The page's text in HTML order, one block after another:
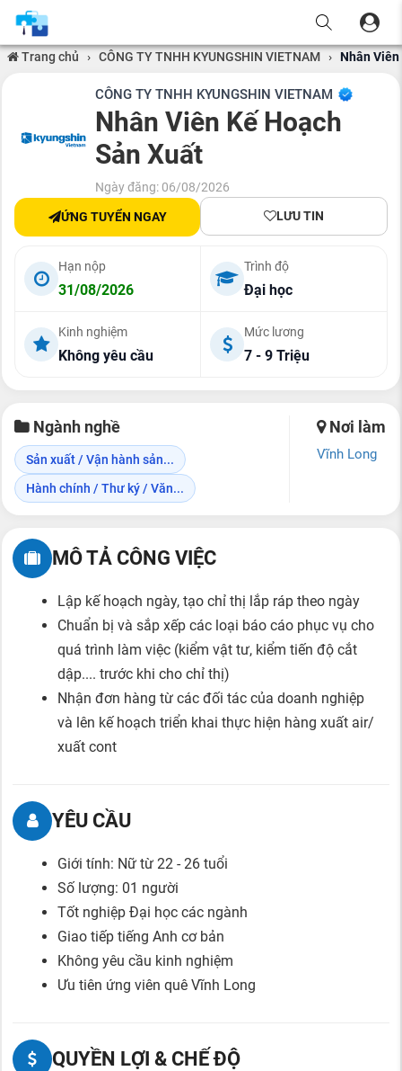
Trang chủ › CÔNG TY TNHH KYUNGSHIN VIETNAM › Nhân Viên
CÔNG TY TNHH KYUNGSHIN VIETNAM
Nhân Viên Kế Hoạch
Sản Xuất
Ngày đăng: 06/08/2026
ỨNG TUYỂN NGAY LƯU TIN
Hạn nộp
31/08/2026
Trình độ
Đại học
Kinh nghiệm
Không yêu cầu
Mức lương
7 - 9 Triệu
Ngành nghề
Sản xuất / Vận hành sản...
Hành chính / Thư ký / Văn...
Nơi làm
Vĩnh Long
MÔ TẢ CÔNG VIỆC
Lập kế hoạch ngày, tạo chỉ thị lắp ráp theo ngày
Chuẩn bị và sắp xếp các loại báo cáo phục vụ cho
quá trình làm việc (kiểm vật tư, kiểm tiến độ cắt
dập.... trước khi cho chỉ thị)
Nhận đơn hàng từ các đối tác của doanh nghiệp
và lên kế hoạch triển khai thực hiện hàng xuất air/
xuất cont
YÊU CẦU
Giới tính: Nữ từ 22 - 26 tuổi
Số lượng: 01 người
Tốt nghiệp Đại học các ngành
Giao tiếp tiếng Anh cơ bản
Không yêu cầu kinh nghiệm
Ưu tiên ứng viên quê Vĩnh Long
QUYỀN LỢI & CHẾ ĐỘ